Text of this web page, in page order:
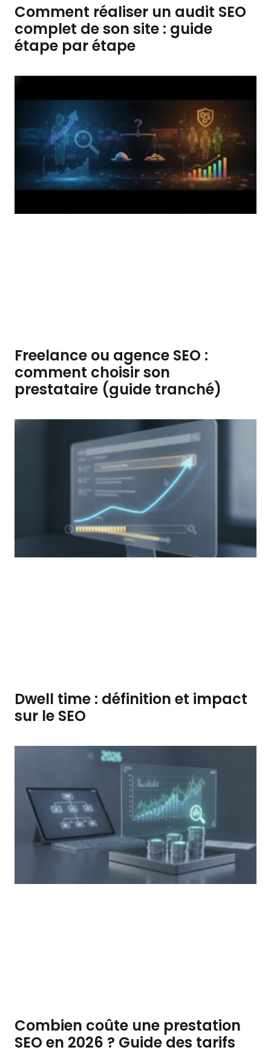
Comment réaliser un audit SEO
complet de son site : guide
étape par étape
Freelance ou agence SEO :
comment choisir son
prestataire (guide tranché)
Dwell time : définition et impact
sur le SEO
Combien coûte une prestation
SEO en 2026 ? Guide des tarifs